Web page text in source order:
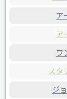
ア
ア
ワ
スタ
ジ